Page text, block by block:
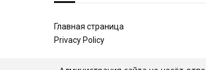
Главная страница
Privacy Policy